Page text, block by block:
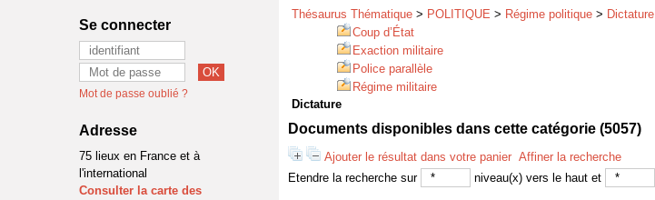
Thésaurus Thématique > POLITIQUE > Régime politique > Dictature
Coup d’État
Exaction militaire
Police parallèle
Régime militaire
Dictature
Documents disponibles dans cette catégorie (5057)
Ajouter le résultat dans votre panier Affiner la recherche
Etendre la recherche sur
niveau(x) vers le haut et
Se connecter
Mot de passe oublié ?
Adresse
75 lieux en France et à
l'international
Consulter la carte des